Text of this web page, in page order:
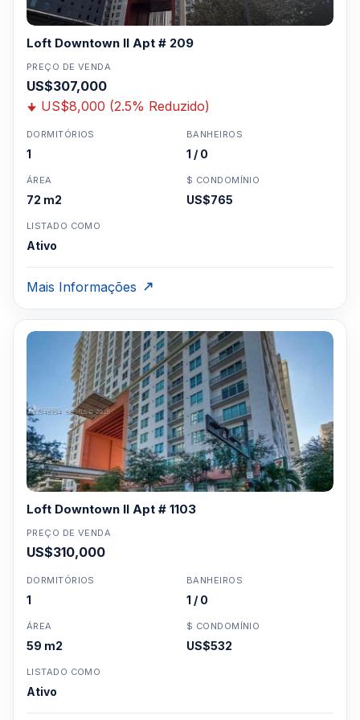
Estação Metromover integradaPiscina olímpica no
térreoPiscina aquecida na coberturaSpa na
coberturaSauna de lava-rockCentro de fitness na
coberturaSala clube multifuncionalConcierge e segurança
24 horasAcesso controlado ao edifícioEstacionamento
em garagem fechada
Clique aqui para mandar um email
WhatsApp um corretor em Miami +1 305 540
5744
3957-0613
Loft Downtown II Apt # 209
PREÇO DE VENDA
US$307,000
US$8,000 (2.5% Reduzido)
DORMITÓRIOS
1
BANHEIROS
1 / 0
ÁREA
72 m2
$ CONDOMÍNIO
US$765
LISTADO COMO
Ativo
Mais Informações
Loft Downtown II Apt # 1103
PREÇO DE VENDA
US$310,000
DORMITÓRIOS
1
BANHEIROS
1 / 0
ÁREA
59 m2
$ CONDOMÍNIO
US$532
LISTADO COMO
Ativo